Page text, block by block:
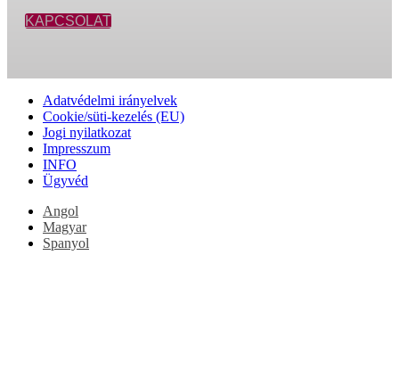
KAPCSOLAT
Adatvédelmi irányelvek
Cookie/süti-kezelés (EU)
Jogi nyilatkozat
Impresszum
INFO
Ügyvéd
Angol
Magyar
Spanyol